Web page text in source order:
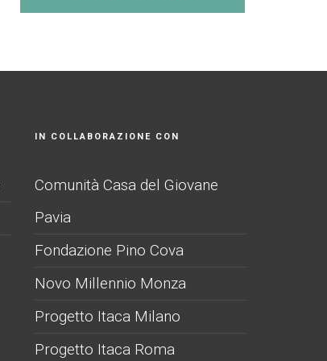
IN COLLABORAZIONE CON
Comunità Casa del Giovane
Pavia
Fondazione Pino Cova
Novo Millennio Monza
Progetto Itaca Milano
Progetto Itaca Roma